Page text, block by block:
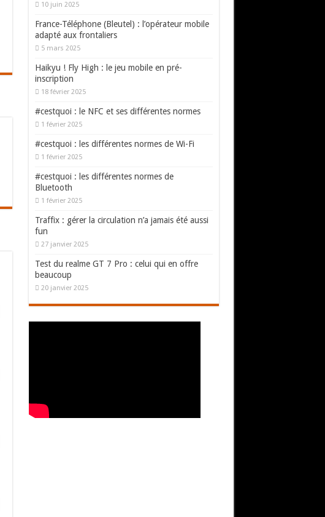
10 juin 2025
France-Téléphone (Bleutel) : l’opérateur mobile
adapté aux frontaliers
5 mars 2025
Haikyu ! Fly High : le jeu mobile en pré-
inscription
18 février 2025
#cestquoi : le NFC et ses différentes normes
1 février 2025
#cestquoi : les différentes normes de Wi-Fi
1 février 2025
#cestquoi : les différentes normes de
Bluetooth
1 février 2025
Traffix : gérer la circulation n’a jamais été aussi
fun
27 janvier 2025
Test du realme GT 7 Pro : celui qui en offre
beaucoup
20 janvier 2025